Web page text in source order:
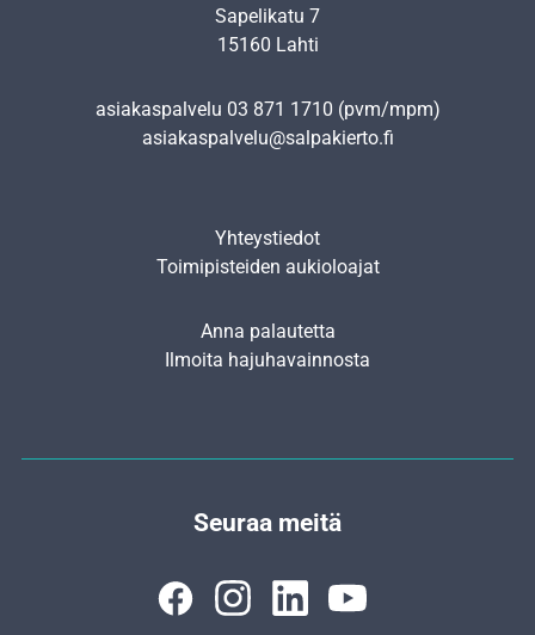
Sapelikatu 7
15160 Lahti
asiakaspalvelu 03 871 1710 (pvm/mpm)
asiakaspalvelu@salpakierto.fi
Yhteystiedot
Toimipisteiden aukioloajat
Anna palautetta
Ilmoita hajuhavainnosta
Seuraa meitä